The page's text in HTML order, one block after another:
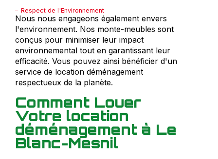
Respect de l'Environnement
Nous nous engageons également envers
l'environnement. Nos monte-meubles sont
conçus pour minimiser leur impact
environnemental tout en garantissant leur
efficacité. Vous pouvez ainsi bénéficier d'un
service de location déménagement
respectueux de la planète.
Comment Louer
Votre location
déménagement à Le
Blanc-Mesnil